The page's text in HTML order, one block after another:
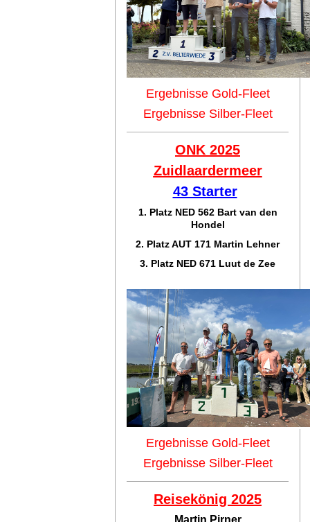
Ergebnisse Gold-Fleet
Ergebnisse Silber-Fleet
ONK 2025
Zuidlaardermeer
43 Starter
1. Platz NED 562 Bart van den
Hondel
2. Platz AUT 171 Martin Lehner
3. Platz NED 671 Luut de Zee
Ergebnisse Gold-Fleet
Ergebnisse Silber-Fleet
Reisekönig 2025
Martin Pirner